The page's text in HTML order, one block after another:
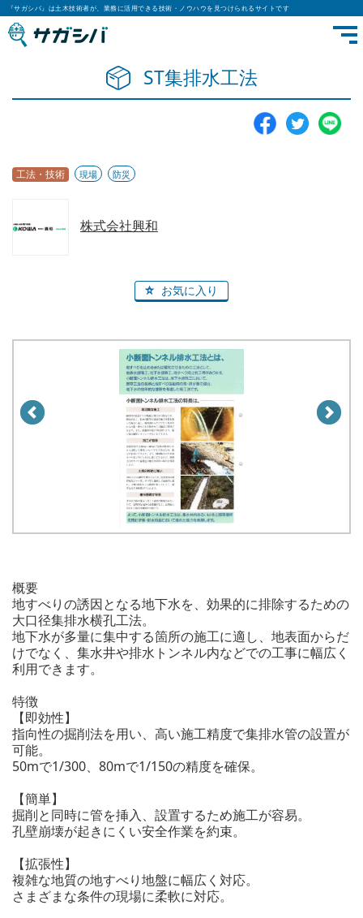
『サガシバ』は土木技術者が、業務に活用できる技術・ノウハウを見つけられるサイトです
ST集排水工法
工法・技術 現場 防災
株式会社興和
お気に入り
概要
地すべりの誘因となる地下水を、効果的に排除するための
大口径集排水横孔工法。
地下水が多量に集中する箇所の施工に適し、地表面からだ
けでなく、集水井や排水トンネル内などでの工事に幅広く
利用できます。
特徴
【即効性】
指向性の掘削法を用い、高い施工精度で集排水管の設置が
可能。
50mで1/300、80mで1/150の精度を確保。
【簡単】
掘削と同時に管を挿入、設置するため施工が容易。
孔壁崩壊が起きにくい安全作業を約束。
【拡張性】
複雑な地質の地すべり地盤に幅広く対応。
さまざまな条件の現場に柔軟に対応。